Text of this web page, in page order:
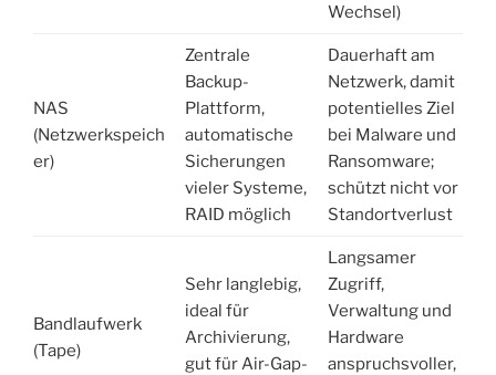
Wechsel)
NAS
(Netzwerkspeich
er)
Zentrale
Backup-
Plattform,
automatische
Sicherungen
vieler Systeme,
RAID möglich
Dauerhaft am
Netzwerk, damit
potentielles Ziel
bei Malware und
Ransomware;
schützt nicht vor
Standortverlust
Bandlaufwerk
(Tape)
Sehr langlebig,
ideal für
Archivierung,
gut für Air-Gap-
Langsamer
Zugriff,
Verwaltung und
Hardware
anspruchsvoller,